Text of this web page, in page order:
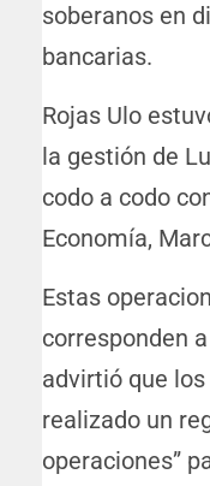
soberanos en
bancarias.
Rojas Ulo
la gestión de
codo a codo
Economía,
Estas
corresponden
advirtió que
realizado un
operaciones”